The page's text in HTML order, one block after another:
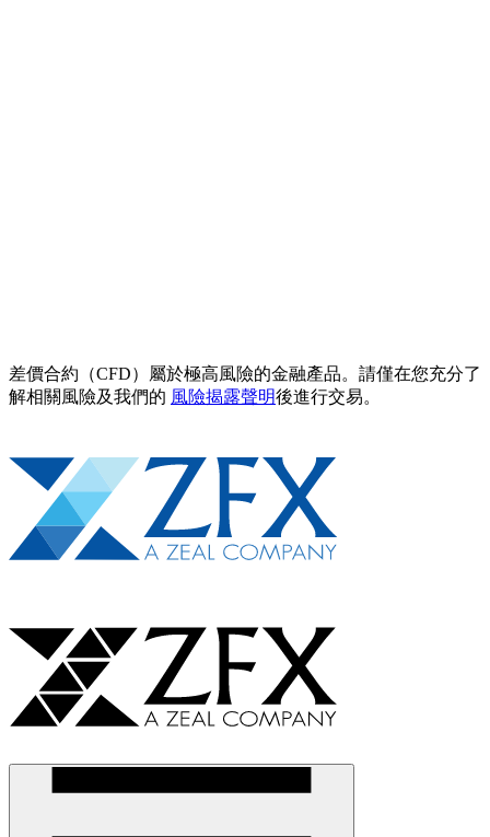
差價合約（CFD）屬於極高風險的金融產品。請僅在您充分了
解相關風險及我們的 風險揭露聲明後進行交易。